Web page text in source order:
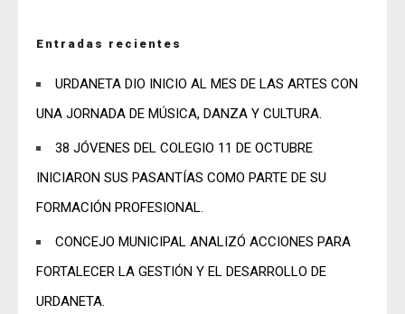
Entradas recientes
URDANETA DIO INICIO AL MES DE LAS ARTES CON
UNA JORNADA DE MÚSICA, DANZA Y CULTURA.
38 JÓVENES DEL COLEGIO 11 DE OCTUBRE
INICIARON SUS PASANTÍAS COMO PARTE DE SU
FORMACIÓN PROFESIONAL.
CONCEJO MUNICIPAL ANALIZÓ ACCIONES PARA
FORTALECER LA GESTIÓN Y EL DESARROLLO DE
URDANETA.